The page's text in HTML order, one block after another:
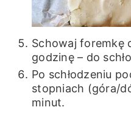
Schowaj foremkę
godzinę – do
Po schłodzeniu
stopniach (góra/
minut.